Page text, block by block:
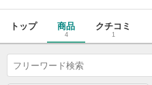
トップ 商品
4
クチコミ
1